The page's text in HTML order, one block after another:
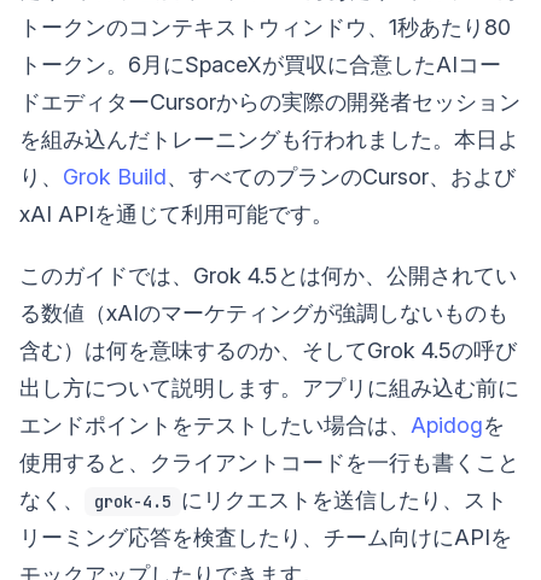
トークンのコンテキストウィンドウ、1秒あたり80
トークン。6月にSpaceXが買収に合意したAIコー
ドエディターCursorからの実際の開発者セッション
を組み込んだトレーニングも行われました。本日よ
り、 Grok Build、すべてのプランのCursor、および
xAI APIを通じて利用可能です。
このガイドでは、Grok 4.5とは何か、公開されてい
る数値（xAIのマーケティングが強調しないものも
含む）は何を意味するのか、そしてGrok 4.5の呼び
出し方について説明します。アプリに組み込む前に
エンドポイントをテストしたい場合は、 Apidogを
使用すると、クライアントコードを一行も書くこと
なく、
grok-4.5 にリクエストを送信したり、スト
リーミング応答を検査したり、チーム向けにAPIを
モックアップしたりできます。